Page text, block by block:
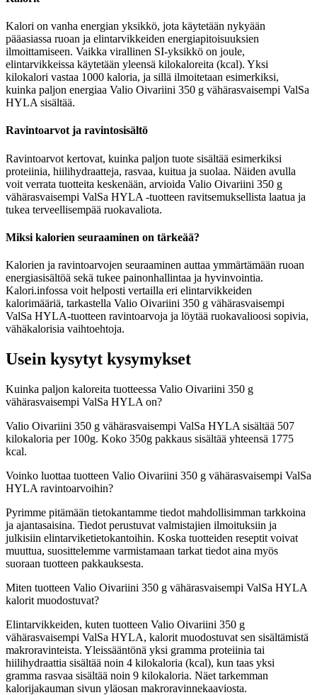
Kalori on vanha energian yksikkö, jota käytetään nykyään
pääasiassa ruoan ja elintarvikkeiden energiapitoisuuksien
ilmoittamiseen. Vaikka virallinen SI-yksikkö on joule,
elintarvikkeissa käytetään yleensä kilokaloreita (kcal). Yksi
kilokalori vastaa 1000 kaloria, ja sillä ilmoitetaan esimerkiksi,
kuinka paljon energiaa Valio Oivariini 350 g vähärasvaisempi ValSa
HYLA sisältää.
Ravintoarvot ja ravintosisältö
Ravintoarvot kertovat, kuinka paljon tuote sisältää esimerkiksi
proteiinia, hiilihydraatteja, rasvaa, kuitua ja suolaa. Näiden avulla
voit verrata tuotteita keskenään, arvioida Valio Oivariini 350 g
vähärasvaisempi ValSa HYLA -tuotteen ravitsemuksellista laatua ja
tukea terveellisempää ruokavaliota.
Miksi kalorien seuraaminen on tärkeää?
Kalorien ja ravintoarvojen seuraaminen auttaa ymmärtämään ruoan
energiasisältöä sekä tukee painonhallintaa ja hyvinvointia.
Kalori.infossa voit helposti vertailla eri elintarvikkeiden
kalorimääriä, tarkastella Valio Oivariini 350 g vähärasvaisempi
ValSa HYLA-tuotteen ravintoarvoja ja löytää ruokavalioosi sopivia,
vähäkalorisia vaihtoehtoja.
Usein kysytyt kysymykset
Kuinka paljon kaloreita tuotteessa Valio Oivariini 350 g
vähärasvaisempi ValSa HYLA on?
Valio Oivariini 350 g vähärasvaisempi ValSa HYLA sisältää 507
kilokaloria per 100g. Koko 350g pakkaus sisältää yhteensä 1775
kcal.
Voinko luottaa tuotteen Valio Oivariini 350 g vähärasvaisempi ValSa
HYLA ravintoarvoihin?
Pyrimme pitämään tietokantamme tiedot mahdollisimman tarkkoina
ja ajantasaisina. Tiedot perustuvat valmistajien ilmoituksiin ja
julkisiin elintarviketietokantoihin. Koska tuotteiden reseptit voivat
muuttua, suosittelemme varmistamaan tarkat tiedot aina myös
suoraan tuotteen pakkauksesta.
Miten tuotteen Valio Oivariini 350 g vähärasvaisempi ValSa HYLA
kalorit muodostuvat?
Elintarvikkeiden, kuten tuotteen Valio Oivariini 350 g
vähärasvaisempi ValSa HYLA, kalorit muodostuvat sen sisältämistä
makroravinteista. Yleissääntönä yksi gramma proteiinia tai
hiilihydraattia sisältää noin 4 kilokaloria (kcal), kun taas yksi
gramma rasvaa sisältää noin 9 kilokaloria. Näet tarkemman
kalorijakauman sivun yläosan makroravinnekaaviosta.